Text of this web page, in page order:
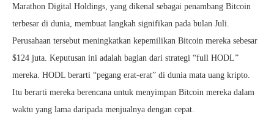
Marathon Digital Holdings, yang dikenal sebagai penambang Bitcoin
terbesar di dunia, membuat langkah signifikan pada bulan Juli.
Perusahaan tersebut meningkatkan kepemilikan Bitcoin mereka sebesar
$124 juta. Keputusan ini adalah bagian dari strategi “full HODL”
mereka. HODL berarti “pegang erat-erat” di dunia mata uang kripto.
Itu berarti mereka berencana untuk menyimpan Bitcoin mereka dalam
waktu yang lama daripada menjualnya dengan cepat.